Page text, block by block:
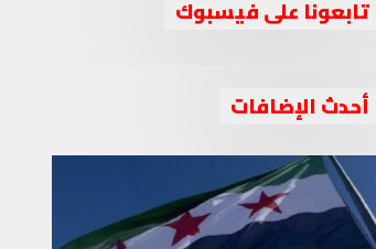
تابعونا على فيسبوك
أحدث الإضافات